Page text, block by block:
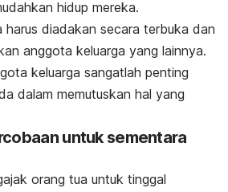
hidup mereka.
harus diadakan secara terbuka dan
anggota keluarga yang lainnya.
keluarga sangatlah penting
dalam memutuskan hal yang
untuk sementara
orang tua untuk tinggal